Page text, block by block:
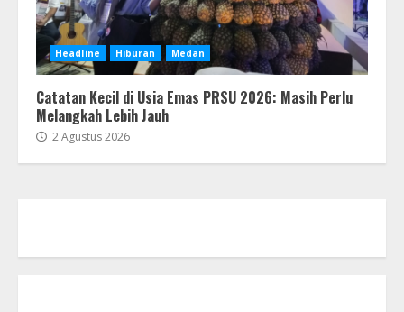
Headline Hiburan Medan
Catatan Kecil di Usia Emas PRSU 2026: Masih Perlu
Melangkah Lebih Jauh
2 Agustus 2026